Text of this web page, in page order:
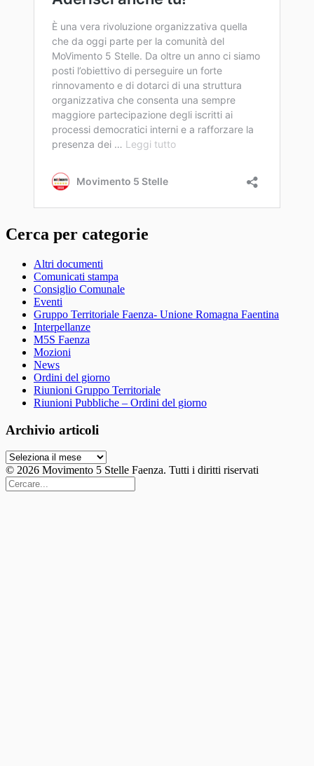
Cerca per categorie
Altri documenti
Comunicati stampa
Consiglio Comunale
Eventi
Gruppo Territoriale Faenza- Unione Romagna Faentina
Interpellanze
M5S Faenza
Mozioni
News
Ordini del giorno
Riunioni Gruppo Territoriale
Riunioni Pubbliche – Ordini del giorno
Archivio articoli
Archivio
articoli
© 2026 Movimento 5 Stelle Faenza. Tutti i diritti riservati